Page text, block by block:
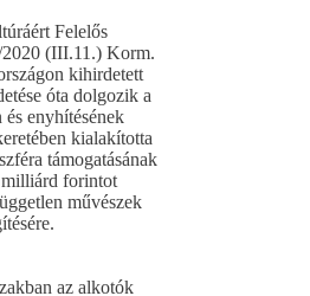
Felelős
(III.11.) Korm.
kihirdetett
óta dolgozik a
enyhítésének
kialakította
támogatásának
milliárd forintot
művészek
az alkotók